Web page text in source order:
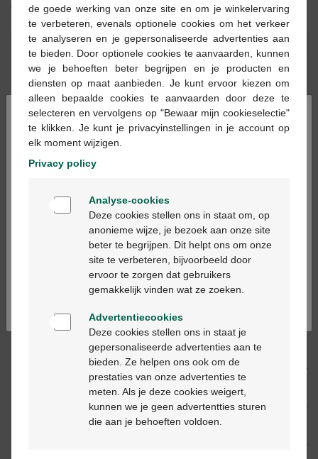
15,84 €
Commander Réserver
En stock en ligne
- + Ajouter au panier
le jour ouvrable suivant
gratuitedans votre pharmacie Multipharma
Livraison à domicile
gratuite
à partir de 55 €
par chat ou formulaire de contact
Description du produit
×
Bienvenue
Ga verder in het nederlands
Continuez en français
de goede werking van onze site en om je winkelervaring
te verbeteren, evenals optionele cookies om het verkeer
te analyseren en je gepersonaliseerde advertenties aan
te bieden. Door optionele cookies te aanvaarden, kunnen
we je behoeften beter begrijpen en je producten en
diensten op maat aanbieden. Je kunt ervoor kiezen om
alleen bepaalde cookies te aanvaarden door deze te
selecteren en vervolgens op "Bewaar mijn cookieselectie"
te klikken. Je kunt je privacyinstellingen in je account op
elk moment wijzigen.
Privacy policy
Analyse-cookies
Deze cookies stellen ons in staat om, op
anonieme wijze, je bezoek aan onze site
beter te begrijpen. Dit helpt ons om onze
site te verbeteren, bijvoorbeeld door
ervoor te zorgen dat gebruikers
gemakkelijk vinden wat ze zoeken.
Advertentiecookies
Deze cookies stellen ons in staat je
gepersonaliseerde advertenties aan te
bieden. Ze helpen ons ook om de
prestaties van onze advertenties te
meten. Als je deze cookies weigert,
kunnen we je geen advertentties sturen
die aan je behoeften voldoen.